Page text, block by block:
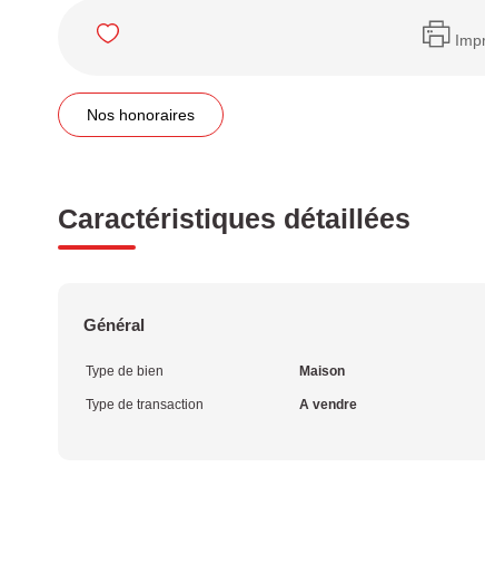
Nos honoraires
Caractéristiques détaillées
Général
Type de bien Maison
Type de transaction A vendre